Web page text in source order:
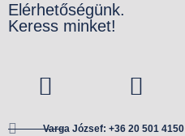
Elérhetőségünk.
Keress minket!
Varga József: +36 20 501 4150